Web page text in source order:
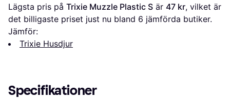
Lägsta pris på Trixie Muzzle Plastic S är 47 kr, vilket är
det billigaste priset just nu bland 6 jämförda butiker.
Jämför:
Trixie Husdjur
Specifikationer